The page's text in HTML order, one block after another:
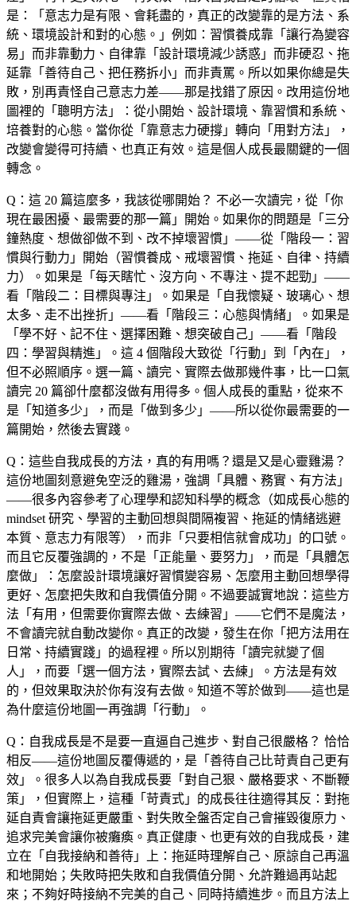
是：「意志力是有限、會耗盡的，真正的改變靠的是方法、系
統、環境設計和對的心態。」例如：習慣養成靠「讓行為變容
易」而非靠動力、自律靠「設計環境減少誘惑」而非硬忍、拖
延靠「善待自己、把任務拆小」而非責罵。所以如果你總是失
敗，別再責怪自己意志力差——那是找錯了原因。改用這份地
圖裡的「聰明方法」：從小開始、設計環境、靠習慣和系統、
培養對的心態。當你從「靠意志力硬撐」轉向「用對方法」，
改變會變得可持續、也真正有效。這是個人成長最關鍵的一個
轉念。
Q：這 20 篇這麼多，我該從哪開始？ 不必一次讀完，從「你
現在最困擾、最需要的那一篇」開始。如果你的問題是「三分
鐘熱度、想做卻做不到、改不掉壞習慣」——從「階段一：習
慣與行動力」開始（習慣養成、戒壞習慣、拖延、自律、持續
力）。如果是「每天瞎忙、沒方向、不專注、提不起勁」——
看「階段二：目標與專注」。如果是「自我懷疑、玻璃心、想
太多、走不出挫折」——看「階段三：心態與情緒」。如果是
「學不好、記不住、選擇困難、想突破自己」——看「階段
四：學習與精進」。這 4 個階段大致從「行動」到「內在」，
但不必照順序。選一篇、讀完、實際去做那幾件事，比一口氣
讀完 20 篇卻什麼都沒做有用得多。個人成長的重點，從來不
是「知道多少」，而是「做到多少」——所以從你最需要的一
篇開始，然後去實踐。
Q：這些自我成長的方法，真的有用嗎？還是又是心靈雞湯？
這份地圖刻意避免空泛的雞湯，強調「具體、務實、有方法」
——很多內容參考了心理學和認知科學的概念（如成長心態的
mindset 研究、學習的主動回想與間隔複習、拖延的情緒逃避
本質、意志力有限等），而非「只要相信就會成功」的口號。
而且它反覆強調的，不是「正能量、要努力」，而是「具體怎
麼做」：怎麼設計環境讓好習慣變容易、怎麼用主動回想學得
更好、怎麼把失敗和自我價值分開。不過要誠實地說：這些方
法「有用，但需要你實際去做、去練習」——它們不是魔法，
不會讀完就自動改變你。真正的改變，發生在你「把方法用在
日常、持續實踐」的過程裡。所以別期待「讀完就變了個
人」，而要「選一個方法，實際去試、去練」。方法是有效
的，但效果取決於你有沒有去做。知道不等於做到——這也是
為什麼這份地圖一再強調「行動」。
Q：自我成長是不是要一直逼自己進步、對自己很嚴格？ 恰恰
相反——這份地圖反覆傳遞的，是「善待自己比苛責自己更有
效」。很多人以為自我成長要「對自己狠、嚴格要求、不斷鞭
策」，但實際上，這種「苛責式」的成長往往適得其反：對拖
延自責會讓拖延更嚴重、對失敗全盤否定自己會摧毀復原力、
追求完美會讓你被癱瘓。真正健康、也更有效的自我成長，建
立在「自我接納和善待」上：拖延時理解自己、原諒自己再溫
和地開始；失敗時把失敗和自我價值分開、允許難過再站起
來；不夠好時接納不完美的自己、同時持續進步。而且方法上